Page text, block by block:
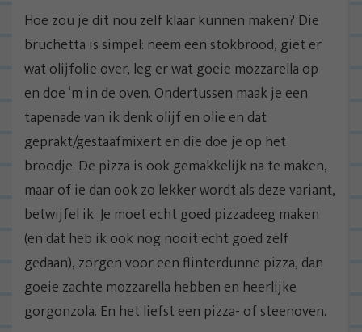
Hoe zou je dit nou zelf klaar kunnen maken? Die
bruchetta is simpel: neem een stokbrood, giet er
wat olijfolie over, leg er wat goeie mozzarella op
en doe ‘m in de oven. Ondertussen maak je een
tapenade van ik denk olijf en olie en dat
geprakt/gestaafmixert en die doe je op het
broodje. De pizza is ook gemakkelijk na te maken,
maar of ie dan ook zo lekker wordt als deze variant,
betwijfel ik. Je moet echt goed pizzadeeg maken
(en dat heb ik ook nog nooit echt goed zelf
gedaan), zorgen voor een flinterdunne pizza, dan
goeie zachte mozzarella hebben en heerlijke
gorgonzola. En het liefst een pizza- of steenoven.